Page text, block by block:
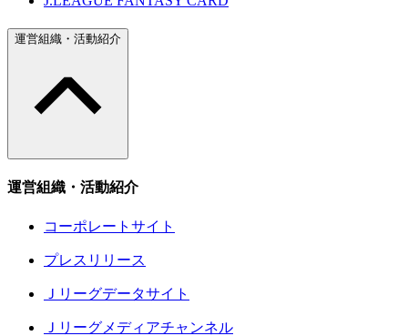
運営組織・活動紹介
運営組織・活動紹介
コーポレートサイト
プレスリリース
Ｊリーグデータサイト
Ｊリーグメディアチャンネル